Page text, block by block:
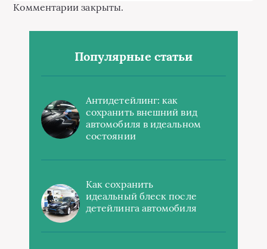
Комментарии закрыты.
Популярные статьи
Антидетейлинг: как
сохранить внешний вид
автомобиля в идеальном
состоянии
Как сохранить
идеальный блеск после
детейлинга автомобиля